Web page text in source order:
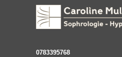
0783395768